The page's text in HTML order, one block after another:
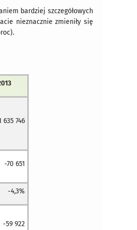
bardziej szczegółowych
nieznacznie zmieniły się
635 746
-70 651
-4,3%
-59 922